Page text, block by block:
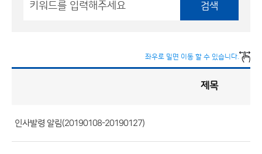
검색
좌우로 밀면 이동 할 수 있습니다.
목
록
제목
인사발령 알림(20190108-20190127)